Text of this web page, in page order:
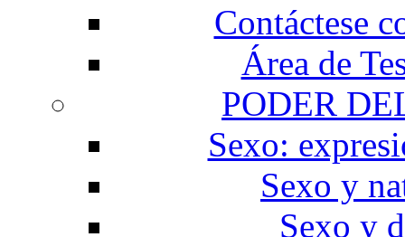
Contáctese
Área de
PODER
Sexo:
Sexo y
Sexo y